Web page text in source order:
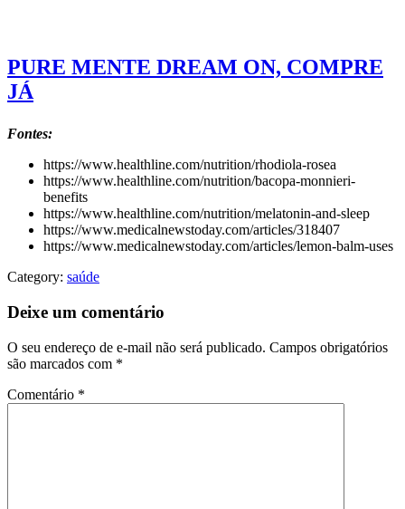
PURE MENTE DREAM ON, COMPRE
JÁ
Fontes:
https://www.healthline.com/nutrition/rhodiola-rosea
https://www.healthline.com/nutrition/bacopa-monnieri-
benefits
https://www.healthline.com/nutrition/melatonin-and-sleep
https://www.medicalnewstoday.com/articles/318407
https://www.medicalnewstoday.com/articles/lemon-balm-uses
Category: saúde
Deixe um comentário
O seu endereço de e-mail não será publicado. Campos obrigatórios
são marcados com *
Comentário *